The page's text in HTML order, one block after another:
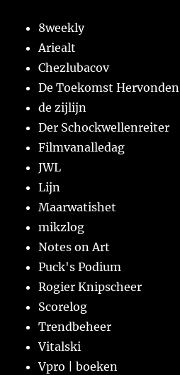
8weekly
Ariealt
Chezlubacov
De Toekomst Hervonden
de zijlijn
Der Schockwellenreiter
Filmvanalledag
JWL
Lijn
Maarwatishet
mikzlog
Notes on Art
Puck's Podium
Rogier Knipscheer
Scorelog
Trendbeheer
Vitalski
Vpro | boeken